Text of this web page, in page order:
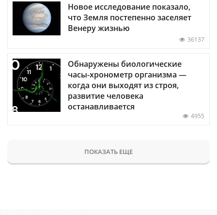
Новое исследование показало,
что Земля постепенно заселяет
Венеру жизнью
36137
Обнаружены биологические
часы-хронометр организма —
когда они выходят из строя,
развитие человека
останавливается
4955
ПОКАЗАТЬ ЕЩЕ